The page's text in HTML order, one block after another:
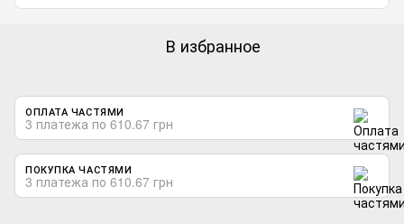
В избранное
ОПЛАТА ЧАСТЯМИ
3 платежа по 610.67 грн
ПОКУПКА ЧАСТЯМИ
3 платежа по 610.67 грн